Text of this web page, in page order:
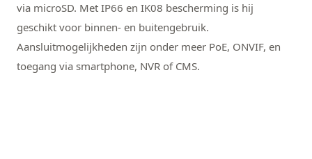
via microSD. Met IP66 en IK08 bescherming is hij
geschikt voor binnen- en buitengebruik.
Aansluitmogelijkheden zijn onder meer PoE, ONVIF, en
toegang via smartphone, NVR of CMS.